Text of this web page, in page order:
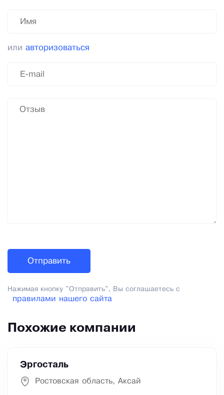
или авторизоваться
Нажимая кнопку "Отправить", Вы соглашаетесь с
правилами нашего сайта
Похожие компании
Эргосталь
Ростовская область, Аксай